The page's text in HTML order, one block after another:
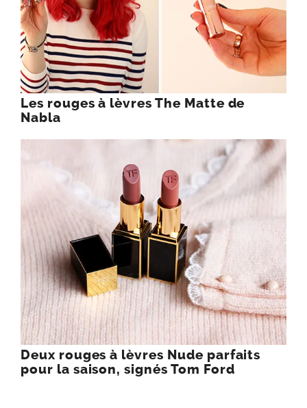
Les rouges à lèvres The Matte de
Nabla
Deux rouges à lèvres Nude parfaits
pour la saison, signés Tom Ford